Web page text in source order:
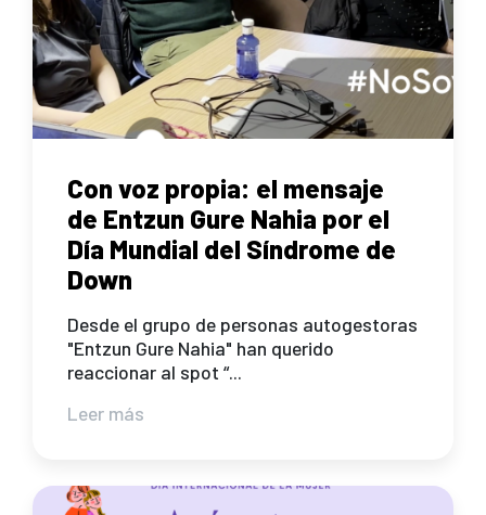
Con voz propia: el mensaje
de Entzun Gure Nahia por el
Día Mundial del Síndrome de
Down
Desde el grupo de personas autogestoras
"Entzun Gure Nahia" han querido
reaccionar al spot “...
Leer más